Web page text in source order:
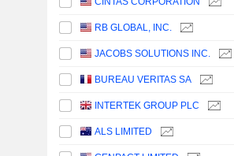
RB GLOBAL, INC.
JACOBS SOLUTIONS INC.
BUREAU VERITAS SA
INTERTEK GROUP PLC
ALS LIMITED